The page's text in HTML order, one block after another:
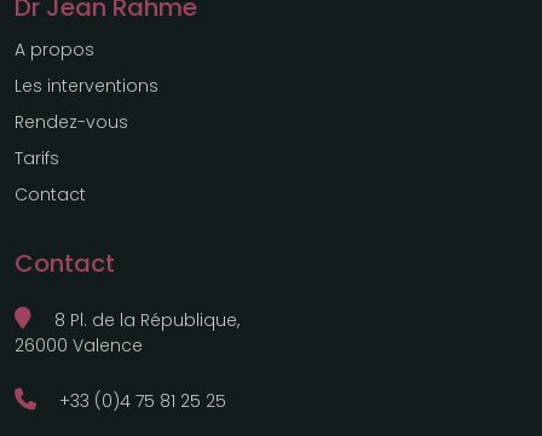
Dr Jean Rahme
A propos
Les interventions
Rendez-vous
Tarifs
Contact
Contact
8 Pl. de la République,
26000 Valence
+33 (0)4 75 81 25 25